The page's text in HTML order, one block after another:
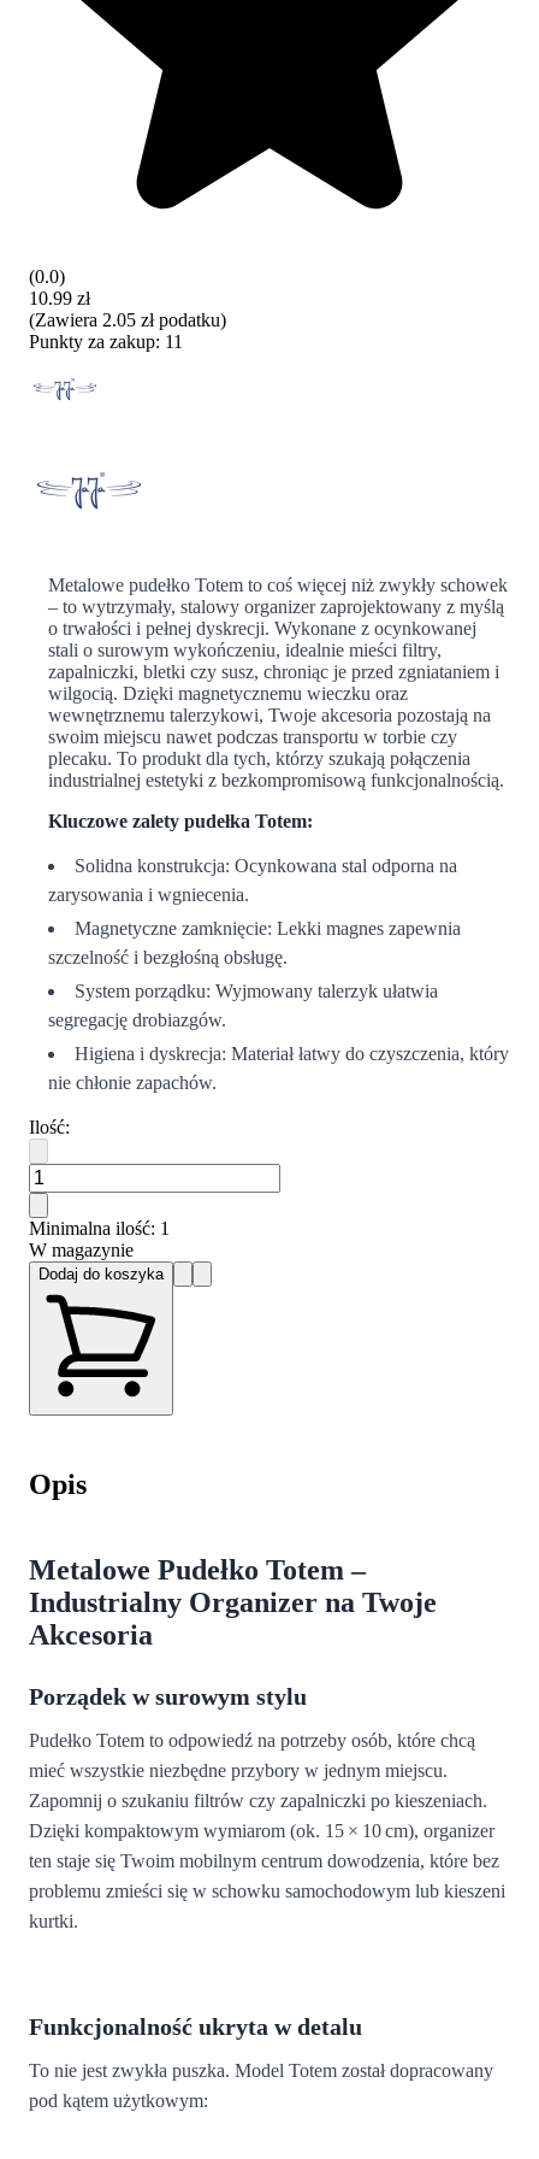
(0.0)
10.99 zł
(Zawiera 2.05 zł podatku)
Punkty za zakup: 11
Metalowe pudełko Totem to coś więcej niż zwykły schowek
– to wytrzymały, stalowy organizer zaprojektowany z myślą
o trwałości i pełnej dyskrecji. Wykonane z ocynkowanej
stali o surowym wykończeniu, idealnie mieści filtry,
zapalniczki, bletki czy susz, chroniąc je przed zgniataniem i
wilgocią. Dzięki magnetycznemu wieczku oraz
wewnętrznemu talerzykowi, Twoje akcesoria pozostają na
swoim miejscu nawet podczas transportu w torbie czy
plecaku. To produkt dla tych, którzy szukają połączenia
industrialnej estetyki z bezkompromisową funkcjonalnością.
Kluczowe zalety pudełka Totem:
Solidna konstrukcja: Ocynkowana stal odporna na
zarysowania i wgniecenia.
Magnetyczne zamknięcie: Lekki magnes zapewnia
szczelność i bezgłośną obsługę.
System porządku: Wyjmowany talerzyk ułatwia
segregację drobiazgów.
Higiena i dyskrecja: Materiał łatwy do czyszczenia, który
nie chłonie zapachów.
Ilość:
Minimalna ilość: 1
W magazynie
Dodaj do koszyka
Opis
Metalowe Pudełko Totem –
Industrialny Organizer na Twoje
Akcesoria
Porządek w surowym stylu
Pudełko Totem to odpowiedź na potrzeby osób, które chcą
mieć wszystkie niezbędne przybory w jednym miejscu.
Zapomnij o szukaniu filtrów czy zapalniczki po kieszeniach.
Dzięki kompaktowym wymiarom (ok. 15 × 10 cm), organizer
ten staje się Twoim mobilnym centrum dowodzenia, które bez
problemu zmieści się w schowku samochodowym lub kieszeni
kurtki.
Funkcjonalność ukryta w detalu
To nie jest zwykła puszka. Model Totem został dopracowany
pod kątem użytkowym: